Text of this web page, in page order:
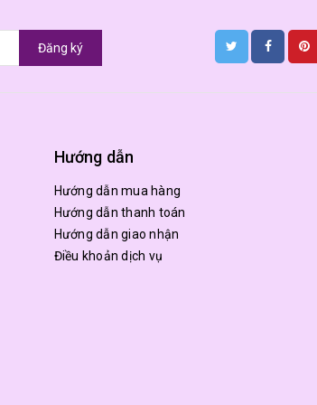
Đăng ký
Hướng dẫn
Hướng dẫn mua hàng
Hướng dẫn thanh toán
Hướng dẫn giao nhận
Điều khoản dịch vụ